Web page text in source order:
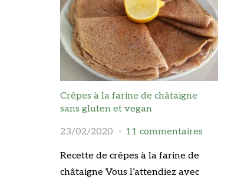
Crêpes à la farine de châtaigne
sans gluten et vegan
23/02/2020 11 commentaires
Recette de crêpes à la farine de
châtaigne Vous l’attendiez avec